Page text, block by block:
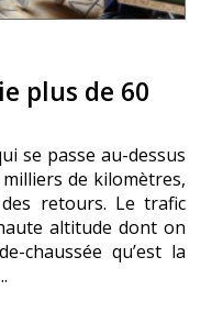
plus de 60
se passe au-dessus
de kilomètres,
retours. Le trafic
altitude dont on
chaussée qu’est la